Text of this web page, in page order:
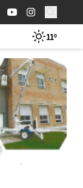
Buscar:
11º